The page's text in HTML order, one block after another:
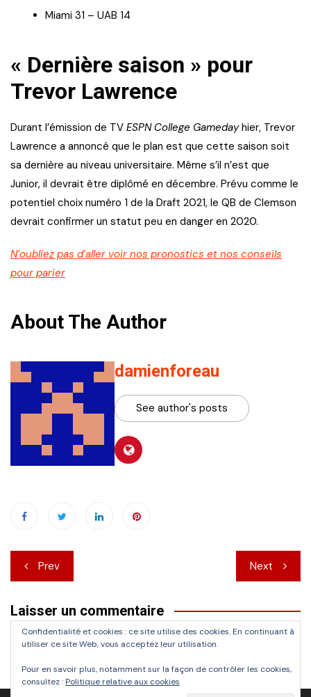
Miami 31 – UAB 14
« Dernière saison » pour
Trevor Lawrence
Durant l’émission de TV ESPN College Gamedayhier, Trevor
Lawrence a annoncé que le plan est que cette saison soit
sa dernière au niveau universitaire. Même s’il n’est que
Junior, il devrait être diplômé en décembre. Prévu comme le
potentiel choix numéro 1 de la Draft 2021, le QB de Clemson
devrait confirmer un statut peu en danger en 2020.
N’oubliez pas d’aller voir nos pronostics et nos conseils
pour parier
About The Author
damienforeau
See author's posts
Navigation
de
l’article
Prev Next
Laisser un commentaire
Vous devezvous connecterpour publier un commentaire.
Confidentialité et cookies : ce site utilise des cookies. En continuant à
utiliser ce site Web, vous acceptez leur utilisation.
Pour en savoir plus, notamment sur la façon de contrôler les cookies,
consultez : Politique relative aux cookies